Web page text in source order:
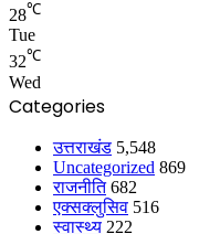
28℃
Tue
32℃
Wed
Categories
उत्तराखंड 5,548
Uncategorized 869
राजनीति 682
एक्सक्लुसिव 516
स्वास्थ्य 222